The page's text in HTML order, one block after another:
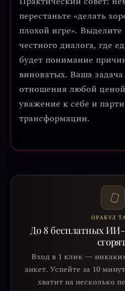
перестаньте «делать
плохой игре». Выделите
честного диалога, где
будет понимание
виноватых. Ваша
отношения любой
уважение к себе и
трансформации.
ОРАКУЛ
До 8 бесплатных ИИ-
Вход в 1 клик —
анкет. Успейте за 10
хватит на несколько